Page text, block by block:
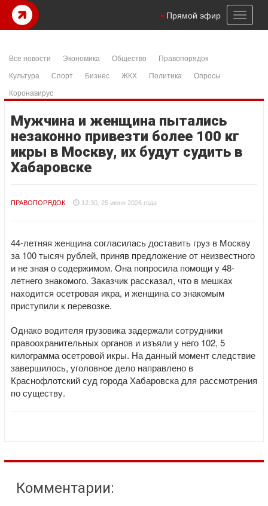
Toggle
Прямой эфир
Все новости Экономика Общество
Правопорядок
Культура
Спорт Бизнес ЖКХ Политика
Опросы
Коронавирус
Мужчина и женщина пытались
незаконно привезти более 100 кг
икры в Москву, их будут судить в
Хабаровске
ПРАВОПОРЯДОК 12:30, 25 июня 2026 года
44-летняя женщина согласилась доставить груз в Москву
за 100 тысяч рублей, приняв предложение от неизвестного
и не зная о содержимом. Она попросила помощи у 48-
летнего знакомого. Заказчик рассказал, что в мешках
находится осетровая икра, и женщина со знакомым
приступили к перевозке.
Однако водителя грузовика задержали сотрудники
правоохранительных органов и изъяли у него 102, 5
килограмма осетровой икры. На данный момент следствие
завершилось, уголовное дело направлено в
Краснофлотский суд города Хабаровска для рассмотрения
по существу.
Комментарии: